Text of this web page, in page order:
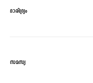
ദാരിദ്ര്യം
സമസ്യ